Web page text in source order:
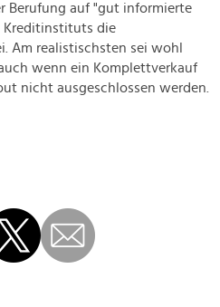
Berufung auf "gut informierte
Kreditinstituts die
Am realistischsten sei wohl
wenn ein Komplettverkauf
nicht ausgeschlossen werden.